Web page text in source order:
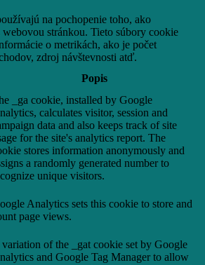
na pochopenie toho, ako
stránkou. Tieto súbory cookie
o metrikách, ako je počet
zdroj návštevnosti atď.
Popis
_ga cookie, installed by Google
calculates visitor, session and
data and also keeps track of site
for the site's analytics report. The
stores information anonymously and
a randomly generated number to
unique visitors.
Analytics sets this cookie to store and
page views.
of the _gat cookie set by Google
and Google Tag Manager to allow